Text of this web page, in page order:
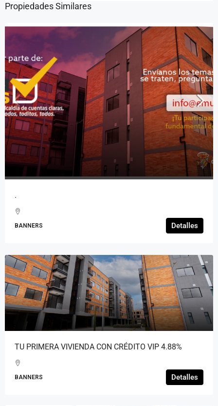
Propiedades Similares
.
BANNERS Detalles
TU PRIMERA VIVIENDA CON CRÉDITO VIP 4.88%
BANNERS Detalles